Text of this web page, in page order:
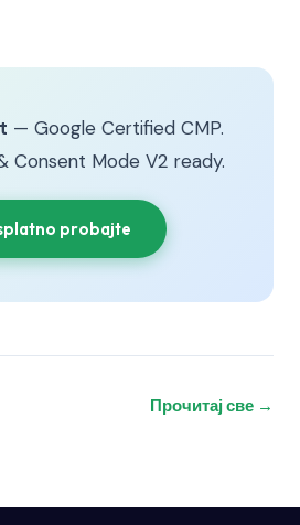
— Google Certified CMP.
Consent Mode V2 ready.
probajte
Прочитај све →